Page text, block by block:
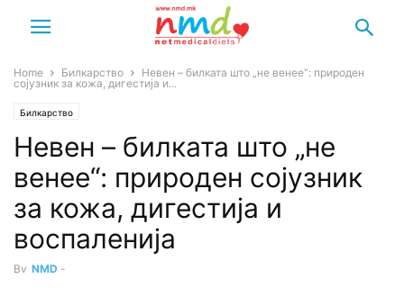
Home Билкарство
Невен – билката што „не венее“: природен
сојузник за кожа, дигестија и...
Билкарство
Невен – билката што „не
венее“: природен сојузник
за кожа, дигестија и
воспаленија
By NMD -